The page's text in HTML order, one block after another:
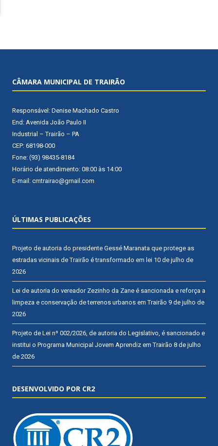
CÂMARA MUNICIPAL DE TRAIRÃO
Responsável: Denise Machado Castro
End: Avenida João Paulo II
Industrial – Trairão – PA
CEP: 68198-000
Fone: (93) 98435-8184
Horário de atendimento: 08:00 às 14:00
E-mail: cmtrairao@gmail.com
ÚLTIMAS PUBLICAÇÕES
Projeto de autoria do presidente Gessé Maranata que protege as
estradas vicinais de Trairão é transformado em lei 10 de julho de
2026
Lei de autoria do vereador Zezinho da Zane é sancionada e reforça a
limpeza e conservação de terrenos urbanos em Trairão 9 de julho de
2026
Projeto de Lei nº 002/2026, de autoria do Legislativo, é sancionado e
institui o Programa Municipal Jovem Aprendiz em Trairão 8 de julho
de 2026
DESENVOLVIDO POR CR2